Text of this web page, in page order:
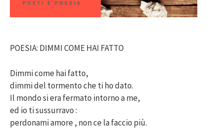
POESIA: DIMMI COME HAI FATTO
Dimmi come hai fatto,
dimmi del tormento che ti ho dato.
Il mondo si era fermato intorno a me,
ed io ti sussurravo :
perdonami amore , non ce la faccio più.